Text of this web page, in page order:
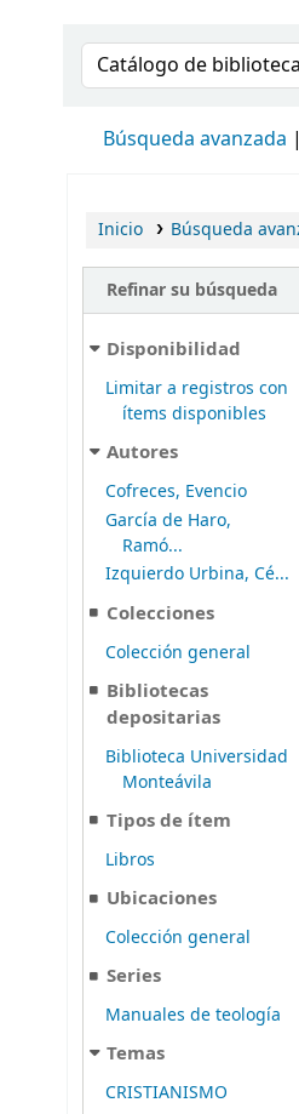
Buscar en el
Búsqueda avanzada
Inicio Búsqueda
Refinar su búsqueda
Disponibilidad
Limitar a registros con
ítems disponibles
Autores
Cofreces, Evencio
García de Haro,
Ramó...
Izquierdo Urbina, Cé...
Colecciones
Colección general
Bibliotecas
depositarias
Biblioteca Universidad
Monteávila
Tipos de ítem
Libros
Ubicaciones
Colección general
Series
Manuales de teología
Temas
CRISTIANISMO